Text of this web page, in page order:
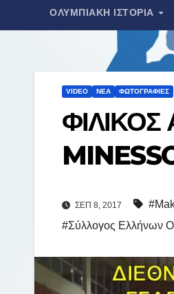
ΟΛΥΜΠΙΑΚΉ ΙΣΤΟΡΊΑ
VIDEO ΝΈΑ ΦΩΤΟΓΡΑΦΊΕΣ
ΣΕΠ 8, 2017
#Σύλλογος Ελλήνων